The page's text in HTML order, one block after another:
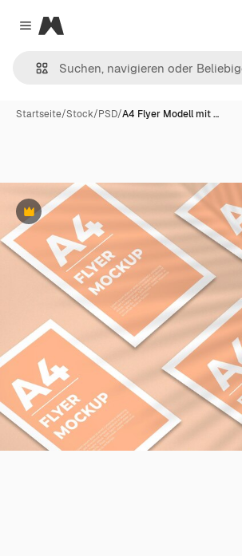
Close menu
Magnific
Startseite/Stock/PSD/A4 Flyer Modell mit …
Premium